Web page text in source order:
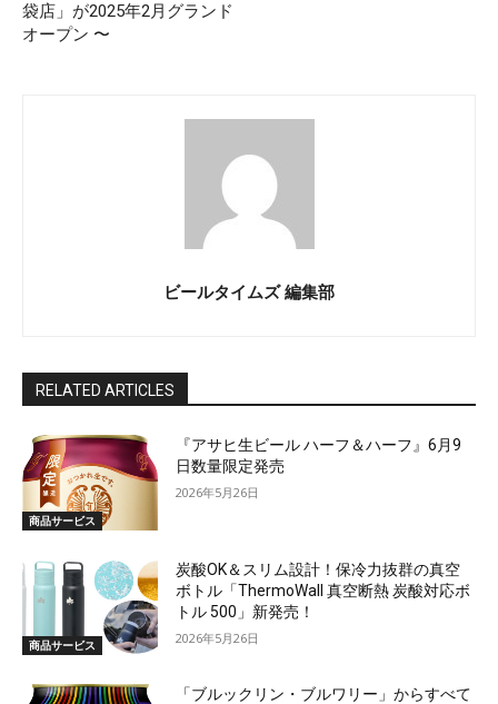
袋店」が2025年2月グランド
オープン 〜
ビールタイムズ 編集部
RELATED ARTICLES
商品サービス
『アサヒ生ビール ハーフ＆ハーフ』6月9
日数量限定発売
2026年5月26日
商品サービス
炭酸OK＆スリム設計！保冷力抜群の真空
ボトル「ThermoWall 真空断熱 炭酸対応ボ
トル 500」新発売！
2026年5月26日
「ブルックリン・ブルワリー」からすべて